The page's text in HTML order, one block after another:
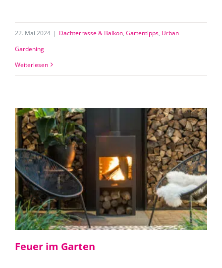
22. Mai 2024 | Dachterrasse & Balkon, Gartentipps, Urban
Gardening
Weiterlesen
Feuer im Garten